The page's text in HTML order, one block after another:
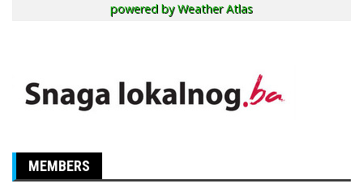
powered byWeather Atlas
MEMBERS